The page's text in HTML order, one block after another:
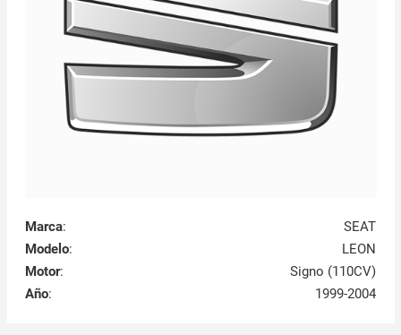
Marca:
SEAT
Modelo:
LEON
Motor:
Signo (110CV)
Año: 1999-2004